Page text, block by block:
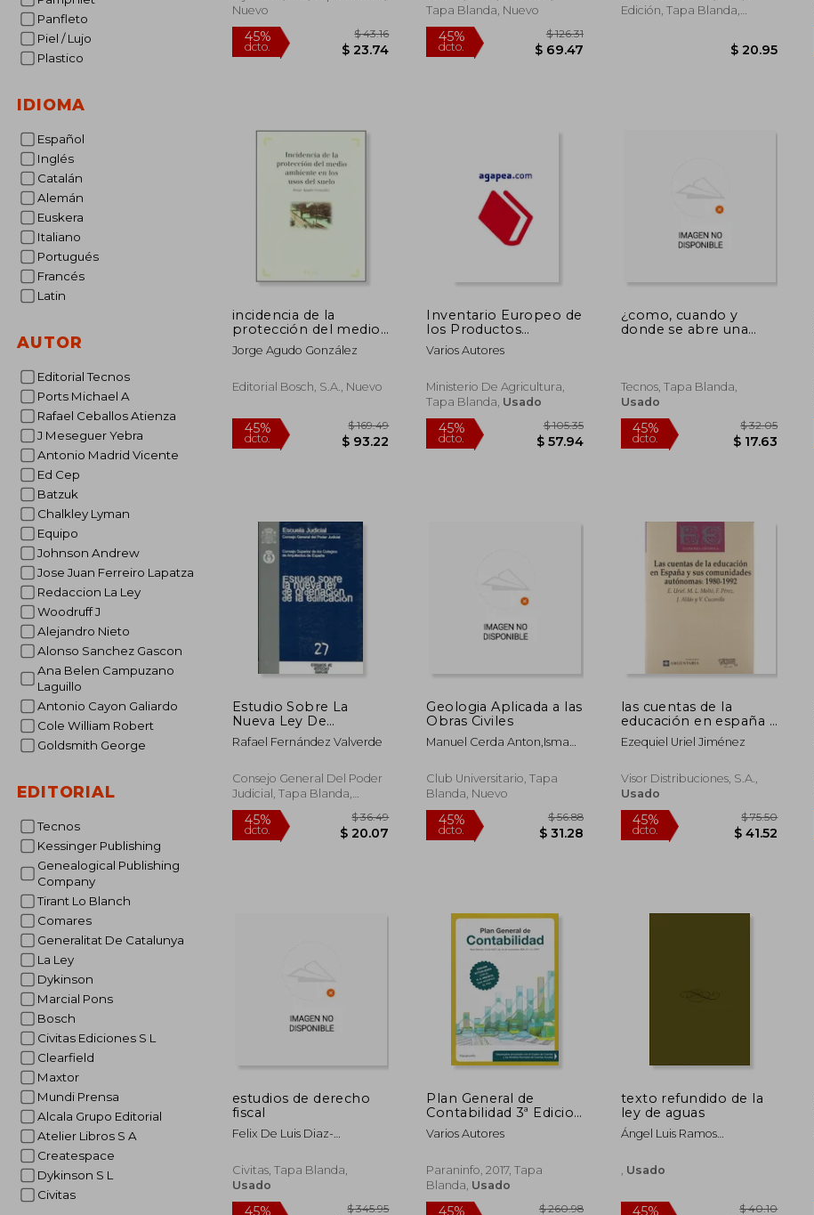
Panfleto
Piel / Lujo
Plastico
IDIOMA
Español
Inglés
Catalán
Alemán
Euskera
Italiano
Portugués
Francés
Latin
AUTOR
Editorial Tecnos
Ports Michael A
Rafael Ceballos Atienza
J Meseguer Yebra
Antonio Madrid Vicente
Ed Cep
Batzuk
Chalkley Lyman
Equipo
Johnson Andrew
Jose Juan Ferreiro Lapatza
Redaccion La Ley
Woodruff J
Alejandro Nieto
Alonso Sanchez Gascon
Ana Belen Campuzano
Laguillo
Antonio Cayon Galiardo
Cole William Robert
Goldsmith George
EDITORIAL
Tecnos
Kessinger Publishing
Genealogical Publishing
Company
Tirant Lo Blanch
Comares
Generalitat De Catalunya
La Ley
Dykinson
Marcial Pons
Bosch
Civitas Ediciones S L
Clearfield
Maxtor
Mundi Prensa
Alcala Grupo Editorial
Atelier Libros S A
Createspace
Dykinson S L
Civitas
Nuevo
Tapa Blanda, Nuevo
Tribunal Europeo de
M. Bosch Editor)
Edición, Tapa Blanda,
incidencia de la
protección del medio
ambiente en los usos
del suelo
Jorge Agudo González
Editorial Bosch, S.a., Nuevo
45%
dcto.
Inventario Europeo de
los Productos
Tradicionales
Euroterroirs
Varios Autores
Ministerio De Agricultura,
Tapa Blanda, Usado
¿como, cuando y
donde se abre una
Tecnos, Tapa Blanda,
Usado
45%
dcto.
Estudio Sobre La
Nueva Ley De
Ordenación De La
Edificación
Rafael Fernández Valverde
Consejo General Del Poder
Judicial, Tapa Blanda,
Usado
Geologia Aplicada a las
Obras Civiles
Manuel Cerda Anton,Ismael
Club Universitario, Tapa
Blanda, Nuevo
45%
dcto.
las cuentas de la
educación en españa y
sus comunidades
autónomas, 1980-1992
Ezequiel Uriel Jiménez
Visor Distribuciones, S.a.,
Usado
dcto.
estudios de derecho
fiscal
Felix De Luis Diaz-
Civitas, Tapa Blanda,
Usado
Plan General de
Contabilidad 3ª Edicion
2017
Varios Autores
Paraninfo, 2017, Tapa
Blanda, Usado
texto refundido de la
ley de aguas
Ángel Luis Ramos
Usado